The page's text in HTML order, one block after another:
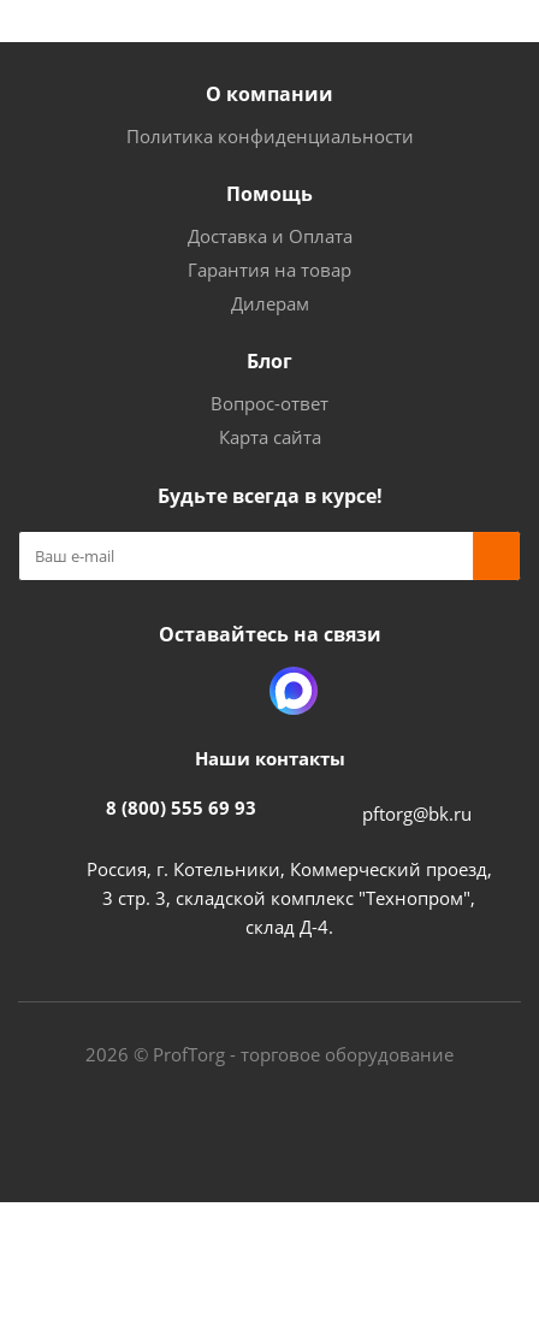
О компании
Политика конфиденциальности
Помощь
Доставка и Оплата
Гарантия на товар
Дилерам
Блог
Вопрос-ответ
Карта сайта
Будьте всегда в курсе!
Оставайтесь на связи
Наши контакты
8 (800) 555 69 93 pftorg@bk.ru
Россия, г. Котельники, Коммерческий проезд,
3 стр. 3, складской комплекс "Технопром",
склад Д-4.
2026 © ProfTorg - торговое оборудование